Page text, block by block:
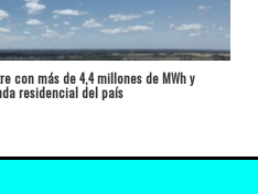
con más de 4,4 millones de MWh y
residencial del país